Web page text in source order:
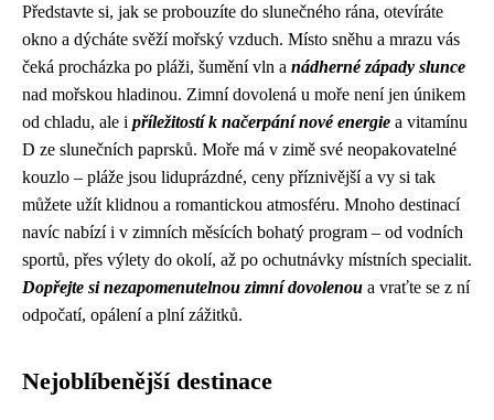
Představte si, jak se probouzíte do slunečného rána, otevíráte
okno a dýcháte svěží mořský vzduch. Místo sněhu a mrazu vás
čeká procházka po pláži, šumění vln a nádherné západy slunce
nad mořskou hladinou. Zimní dovolená u moře není jen únikem
od chladu, ale i příležitostí k načerpání nové energie a vitamínu
D ze slunečních paprsků. Moře má v zimě své neopakovatelné
kouzlo – pláže jsou liduprázdné, ceny příznivější a vy si tak
můžete užít klidnou a romantickou atmosféru. Mnoho destinací
navíc nabízí i v zimních měsících bohatý program – od vodních
sportů, přes výlety do okolí, až po ochutnávky místních specialit.
Dopřejte si nezapomenutelnou zimní dovolenou a vraťte se z ní
odpočatí, opálení a plní zážitků.
Nejoblíbenější destinace